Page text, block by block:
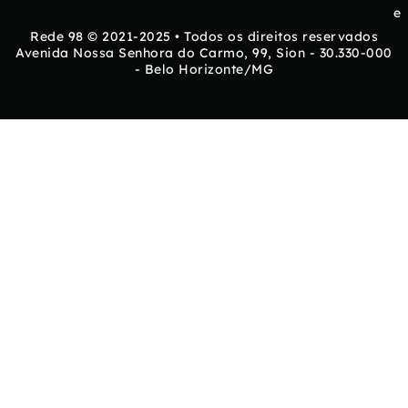
e
Rede 98 © 2021-2025 • Todos os direitos reservados
Avenida Nossa Senhora do Carmo, 99, Sion - 30.330-000
- Belo Horizonte/MG